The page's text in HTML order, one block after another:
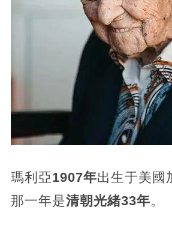
瑪利亞1907年出生于美國
那一年是清朝光緒33年。